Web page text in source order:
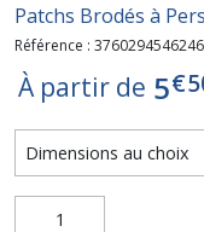
Patchs Brodés à
Référence : 3760294546246
À partir de 5€